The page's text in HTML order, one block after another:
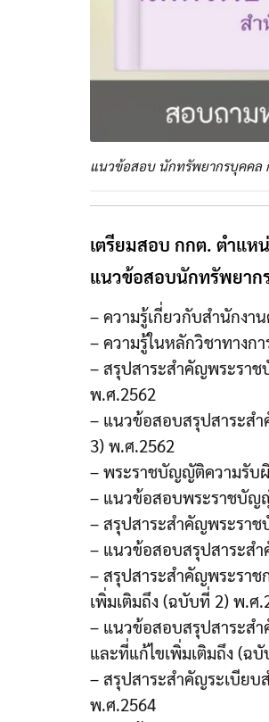
แนวข้อสอบ นักทรัพยากรบุคคล
เตรียมสอบ กกต. ตำแห
แนวข้อสอบนักทรัพยาก
– ความรู้เกี่ยวกับสำนักงา
– ความรู้ในหลักวิชาทางก
– สรุปสาระสำคัญพระรา
พ.ศ.2562
– แนวข้อสอบสรุปสาระส
3) พ.ศ.2562
– พระราชบัญญัติความรับ
– แนวข้อสอบพระราชบัญ
– สรุปสาระสำคัญพระรา
– แนวข้อสอบสรุปสาระส
– สรุปสาระสำคัญพระรา
เพิ่มเติมถึง (ฉบับที่ 2) พ.ศ
– แนวข้อสอบสรุปสาระส
และที่แก้ไขเพิ่มเติมถึง (ฉ
– สรุปสาระสำคัญระเบีย
พ.ศ.2564